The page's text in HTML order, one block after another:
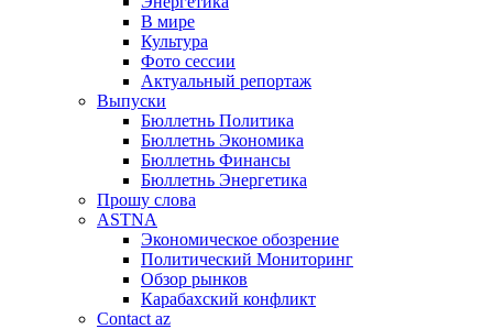
В мире
Культура
Фото сессии
Актуальный репортаж
Выпуски
Бюллетнь Политика
Бюллетнь Экономика
Бюллетнь Финансы
Бюллетнь Энергетика
Прошу слова
ASTNA
Экономическое обозрение
Политический Мониторинг
Обзор рынков
Карабахский конфликт
Contact az